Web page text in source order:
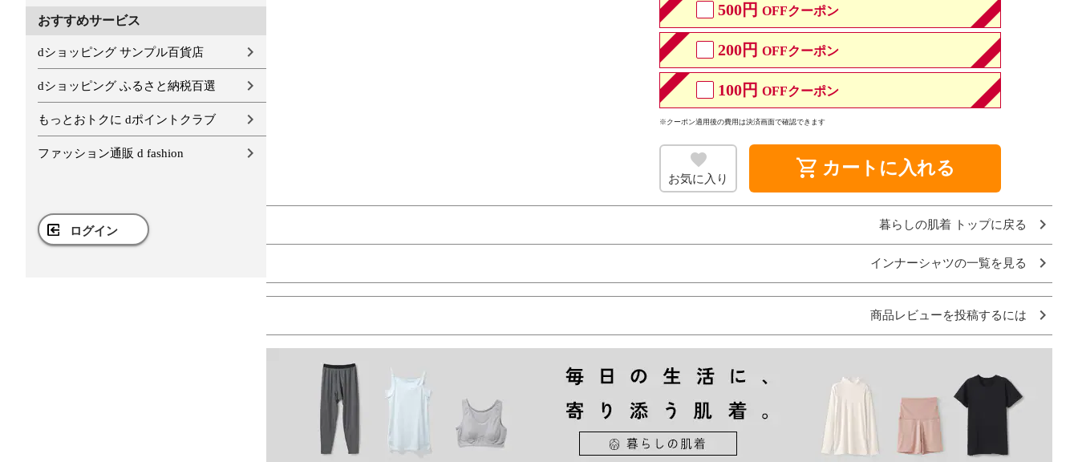
おすすめサービス
dショッピング サンプル百貨店
dショッピング ふるさと納税百選
もっとおトクに dポイントクラブ
ファッション通販 d fashion
ログイン
500円 OFFクーポン
200円 OFFクーポン
100円 OFFクーポン
※クーポン適用後の費用は決済画面で確認できます
お気に入り shopping_cart カートに入れる
暮らしの肌着 トップに戻る
インナーシャツの一覧を見る
商品レビューを投稿するには